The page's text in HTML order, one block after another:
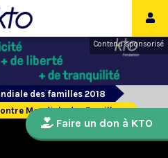
Contenu sponsorisé
des familles 2018
Mondiale des Familles
Faire un don à KTO